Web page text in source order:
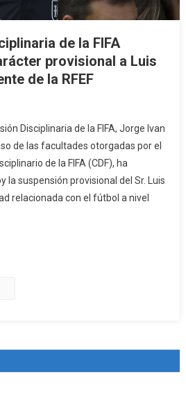
de la FIFA
provisional a Luis
de la RFEF
Disciplinaria de la FIFA, Jorge Ivan
de las facultades otorgadas por el
de la FIFA (CDF), ha
la suspensión provisional del Sr. Luis
relacionada con el fútbol a nivel